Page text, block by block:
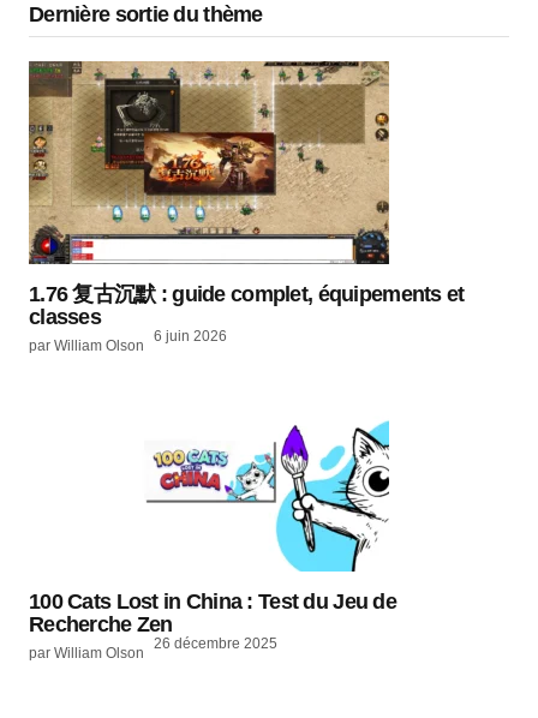
Dernière sortie du thème
1.76 复古沉默 : guide complet, équipements et
classes
par William Olson
6 juin 2026
100 Cats Lost in China : Test du Jeu de
Recherche Zen
par William Olson
26 décembre 2025